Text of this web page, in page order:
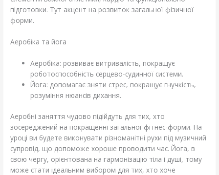
підготовки. Тут акцент на розвиток загальної фізичної
форми.
Аеробіка та йога
Аеробіка: розвиває витривалість, покращує
роботоспособність серцево-судинної системи.
Йога: допомагає зняти стрес, покращує гнучкість,
розуміння нюансів дихання.
Аеробні заняття чудово підійдуть для тих, хто
зосереджений на покращенні загальної фітнес-форми. На
уроці ви будете виконувати різноманітні рухи під музичний
супровід, що допоможе хороше проводити час. Йога, в
свою чергу, орієнтована на гармонізацію тіла і душі, тому
може стати ідеальним вибором для тих, хто хоче